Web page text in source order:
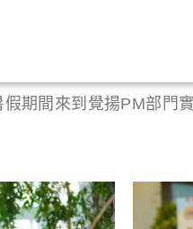
期間來到覺揚PM部門